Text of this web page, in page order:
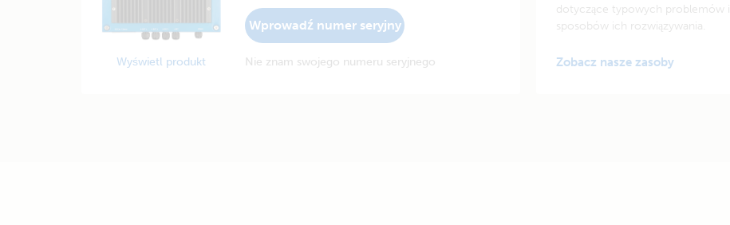
Wyświetl produkt
Wprowadź numer seryjny
Nie znam swojego numeru seryjnego
dotyczące typowych problemów i
sposobów ich rozwiązywania.
Zobacz nasze zasoby